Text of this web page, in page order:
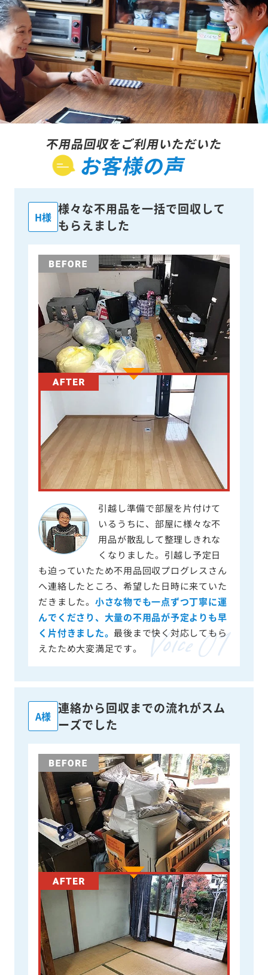
不用品回収をご利用いただいた
お客様の声
H様
様々な不用品を一括で回収して
もらえました
引越し準備で部屋を片付けて
いるうちに、部屋に様々な不
用品が散乱して整理しきれな
くなりました。引越し予定日
も迫っていたため不用品回収プログレスさん
へ連絡したところ、希望した日時に来ていた
だきました。 小さな物でも一点ずつ丁寧に運
んでくださり、大量の不用品が予定よりも早
く片付きました。 最後まで快く対応してもら
えたため大変満足です。
A様
連絡から回収までの流れがスム
ーズでした